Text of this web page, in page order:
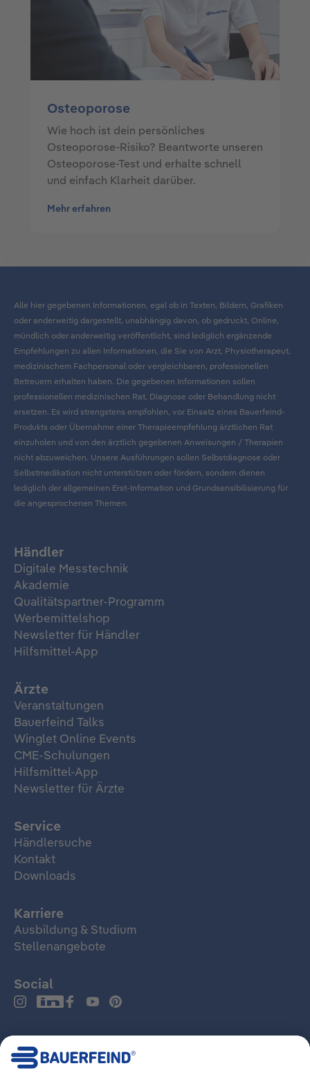
Osteoporose
Wie hoch ist dein persönliches
Osteoporose-Risiko? Beantworte unseren
Osteoporose-Test und erhalte schnell
und einfach Klarheit darüber.
Mehr erfahren
Alle hier gegebenen Informationen, egal ob in Texten, Bildern, Grafiken
oder anderweitig dargestellt, unabhängig davon, ob gedruckt, Online,
mündlich oder anderweitig veröffentlicht, sind lediglich ergänzende
Empfehlungen zu allen Informationen, die Sie von Arzt, Physiotherapeut,
medizinischem Fachpersonal oder vergleichbaren, professionellen
Betreuern erhalten haben. Die gegebenen Informationen sollen
professionellen medizinischen Rat, Diagnose oder Behandlung nicht
ersetzen. Es wird strengstens empfohlen, vor Einsatz eines Bauerfeind-
Produkts oder Übernahme einer Therapieempfehlung ärztlichen Rat
einzuholen und von den ärztlich gegebenen Anweisungen / Therapien
nicht abzuweichen. Unsere Ausführungen sollen Selbstdiagnose oder
Selbstmedikation nicht unterstützen oder fördern, sondern dienen
lediglich der allgemeinen Erst-Information und Grundsensibilisierung für
die angesprochenen Themen.
Händler
Digitale Messtechnik
Akademie
Qualitätspartner-Programm
Werbemittelshop
Newsletter für Händler
Hilfsmittel-App
Ärzte
Veranstaltungen
Bauerfeind Talks
Winglet Online Events
CME-Schulungen
Hilfsmittel-App
Newsletter für Ärzte
Service
Händlersuche
Kontakt
Downloads
Karriere
Ausbildung & Studium
Stellenangebote
Social
Deutschland